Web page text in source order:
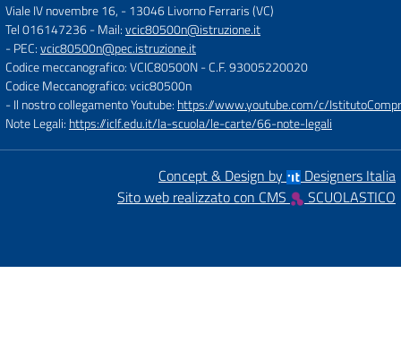
Viale IV novembre 16, -13046 Livorno Ferraris (VC)
Tel 016147236- Mail:vcic80500n@istruzione.it
- PEC:vcic80500n@pec.istruzione.it
Codice meccanografico: VCIC80500N- C.F. 93005220020
Codice Meccanografico: vcic80500n
- Il nostro collegamento Youtube: https://www.youtube.com/c/
Note Legali: https://iclf.edu.it/la-scuola/le-carte/66-note-legali
Concept & Design by
Designers Italia
Sito web realizzato con CMS
SCUOLASTICO